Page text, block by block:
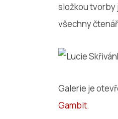
složkou tvorby
všechny
Galerie je
Gambit.